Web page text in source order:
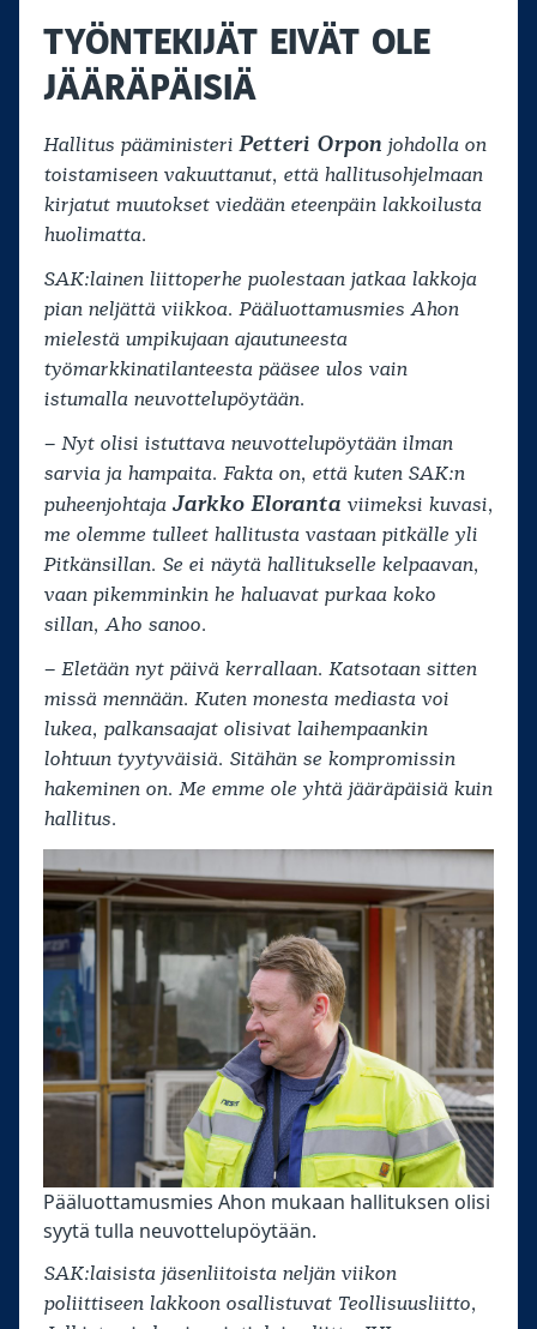
TYÖNTEKIJÄT EIVÄT OLE
JÄÄRÄPÄISIÄ
Hallitus pääministeri Petteri Orpon johdolla on
toistamiseen vakuuttanut, että hallitusohjelmaan
kirjatut muutokset viedään eteenpäin lakkoilusta
huolimatta.
SAK:lainen liittoperhe puolestaan jatkaa lakkoja
pian neljättä viikkoa. Pääluottamusmies Ahon
mielestä umpikujaan ajautuneesta
työmarkkinatilanteesta pääsee ulos vain
istumalla neuvottelupöytään.
– Nyt olisi istuttava neuvottelupöytään ilman
sarvia ja hampaita. Fakta on, että kuten SAK:n
puheenjohtaja Jarkko Eloranta viimeksi kuvasi,
me olemme tulleet hallitusta vastaan pitkälle yli
Pitkänsillan. Se ei näytä hallitukselle kelpaavan,
vaan pikemminkin he haluavat purkaa koko
sillan, Aho sanoo.
– Eletään nyt päivä kerrallaan. Katsotaan sitten
missä mennään. Kuten monesta mediasta voi
lukea, palkansaajat olisivat laihempaankin
lohtuun tyytyväisiä. Sitähän se kompromissin
hakeminen on. Me emme ole yhtä jääräpäisiä kuin
hallitus.
Pääluottamusmies Ahon mukaan hallituksen olisi
syytä tulla neuvottelupöytään.
SAK:laisista jäsenliitoista neljän viikon
poliittiseen lakkoon osallistuvat Teollisuusliitto,